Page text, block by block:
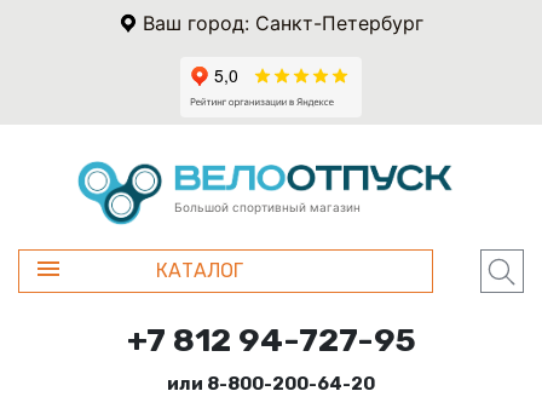
Ваш город: Санкт-Петербург
Большой спортивный магазин
КАТАЛОГ
+7 812 94-727-95
или 8-800-200-64-20